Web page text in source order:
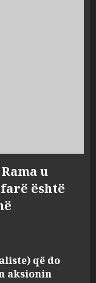
u
është
që do
aksionin